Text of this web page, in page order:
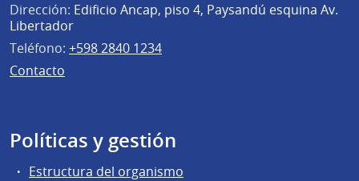
Dirección: Edificio Ancap, piso 4, Paysandú esquina Av.
Libertador
Teléfono: +598 2840 1234
Contacto
Políticas y gestión
Estructura del organismo